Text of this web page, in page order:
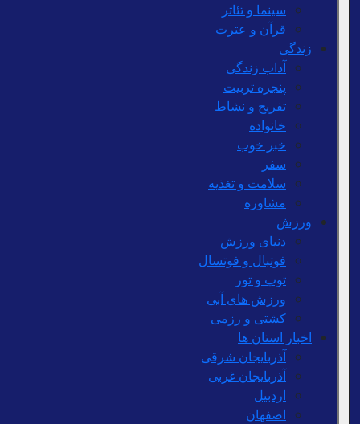
سینما و تئاتر
قرآن و عترت
زندگی
آداب زندگی
پنجره تربیت
تفریح و نشاط
خانواده
خبر خوب
سفر
سلامت و تغذیه
مشاوره
ورزش
دنیای ورزش
فوتبال و فوتسال
توپ و تور
ورزش های آبی
کشتی و رزمی
اخبار استان ها
آذربایجان شرقی
آذربایجان غربی
اردبیل
اصفهان